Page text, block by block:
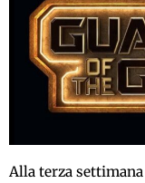
Alla terza